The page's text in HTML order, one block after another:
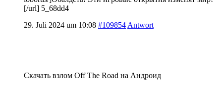
[/url] 5_68dd4
29. Juli 2024 um 10:08 #109854 Antwort
Скачать взлом Off The Road на Андроид